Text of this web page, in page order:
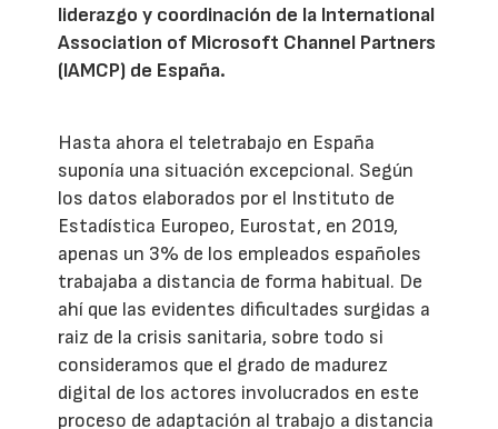
liderazgo y coordinación de la International
Association of Microsoft Channel Partners
(IAMCP) de España.
Hasta ahora el teletrabajo en España
suponía una situación excepcional. Según
los datos elaborados por el Instituto de
Estadística Europeo, Eurostat, en 2019,
apenas un 3% de los empleados españoles
trabajaba a distancia de forma habitual. De
ahí que las evidentes dificultades surgidas a
raiz de la crisis sanitaria, sobre todo si
consideramos que el grado de madurez
digital de los actores involucrados en este
proceso de adaptación al trabajo a distancia